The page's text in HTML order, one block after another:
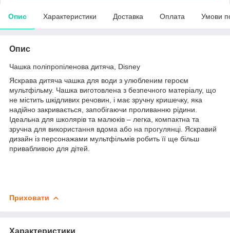
Опис Характеристики Доставка Оплата Умови
Опис
Чашка поліпропіленова дитяча, Disney
Яскрава дитяча чашка для води з улюбленим героєм
мультфільму. Чашка виготовлена з безпечного матеріалу, що
не містить шкідливих речовин, і має зручну кришечку, яка
надійно закривається, запобігаючи проливанню рідини.
Ідеальна для школярів та малюків – легка, компактна та
зручна для використання вдома або на прогулянці. Яскравий
дизайн із персонажами мультфільмів робить її ще більш
привабливою для дітей.
Приховати
Характеристики